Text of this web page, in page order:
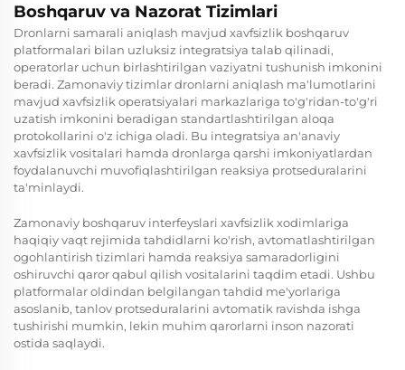
Boshqaruv va Nazorat Tizimlari
Dronlarni samarali aniqlash mavjud xavfsizlik boshqaruv
platformalari bilan uzluksiz integratsiya talab qilinadi,
operatorlar uchun birlashtirilgan vaziyatni tushunish imkonini
beradi. Zamonaviy tizimlar dronlarni aniqlash ma'lumotlarini
mavjud xavfsizlik operatsiyalari markazlariga to'g'ridan-to'g'ri
uzatish imkonini beradigan standartlashtirilgan aloqa
protokollarini o'z ichiga oladi. Bu integratsiya an'anaviy
xavfsizlik vositalari hamda dronlarga qarshi imkoniyatlardan
foydalanuvchi muvofiqlashtirilgan reaksiya protseduralarini
ta'minlaydi.
Zamonaviy boshqaruv interfeyslari xavfsizlik xodimlariga
haqiqiy vaqt rejimida tahdidlarni ko'rish, avtomatlashtirilgan
ogohlantirish tizimlari hamda reaksiya samaradorligini
oshiruvchi qaror qabul qilish vositalarini taqdim etadi. Ushbu
platformalar oldindan belgilangan tahdid me'yorlariga
asoslanib, tanlov protseduralarini avtomatik ravishda ishga
tushirishi mumkin, lekin muhim qarorlarni inson nazorati
ostida saqlaydi.